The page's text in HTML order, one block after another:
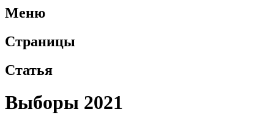
Меню
Страницы
Статья
Выборы 2021